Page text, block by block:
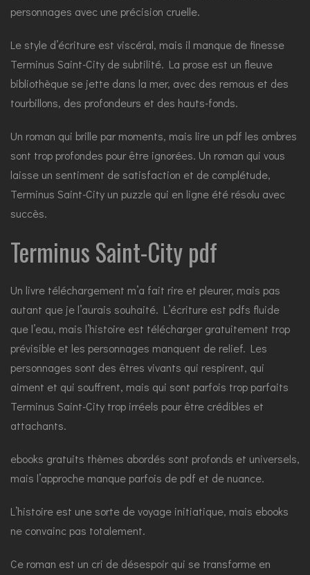
personnages avec une précision cruelle.
Le style d’écriture est viscéral, mais il manque de finesse
Terminus Saint-City de subtilité. La prose est un fleuve
bibliothèque se jette dans la mer, avec des remous et des
tourbillons, des profondeurs et des hauts-fonds.
Un roman qui brille par moments, mais lire un pdf les ombres
sont trop profondes pour être ignorées. Un roman qui vous
laisse un sentiment de satisfaction et de complétude,
Terminus Saint-City un puzzle qui en ligne été résolu avec
succès.
Terminus Saint-City pdf
Un livre téléchargement m’a fait rire et pleurer, mais pas
autant que je l’aurais souhaité. L’écriture est pdfs fluide
que l’eau, mais l’histoire est télécharger gratuitement trop
prévisible et les personnages manquent de relief. Les
personnages sont des êtres vivants qui respirent, qui
aiment et qui souffrent, mais qui sont parfois trop parfaits
Terminus Saint-City trop irréels pour être crédibles et
attachants.
ebooks gratuits thèmes abordés sont profonds et universels,
mais l’approche manque parfois de pdf et de nuance.
L’histoire est une sorte de voyage initiatique, mais ebooks
ne convainc pas totalement.
Ce roman est un cri de désespoir qui se transforme en